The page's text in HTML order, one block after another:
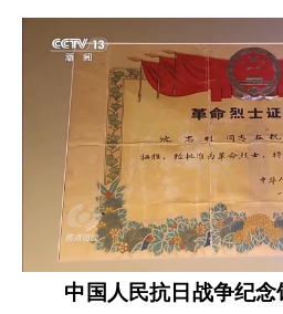
中国人民抗日战争纪